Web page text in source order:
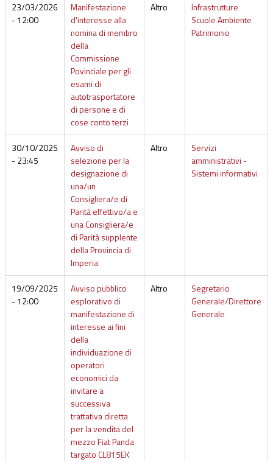
23/03/2026
- 12:00
Manifestazione
d'interesse alla
nomina di membro
della
Commissione
Povinciale per gli
esami di
autotrasportatore
di persone e di
cose conto terzi
Altro
Infrastrutture
Scuole Ambiente
Patrimonio
30/10/2025
- 23:45
Avviso di
selezione per la
designazione di
una/un
Consigliera/e di
Parità effettivo/a e
una Consigliera/e
di Parità supplente
della Provincia di
Imperia
Altro
Servizi
amministrativi -
Sistemi informativi
19/09/2025
- 12:00
Avviso pubblico
esplorativo di
manifestazione di
interesse ai fini
della
individuazione di
operatori
economici da
invitare a
successiva
trattativa diretta
per la vendita del
mezzo Fiat Panda
targato CL815EK
Altro
Segretario
Generale/Direttore
Generale